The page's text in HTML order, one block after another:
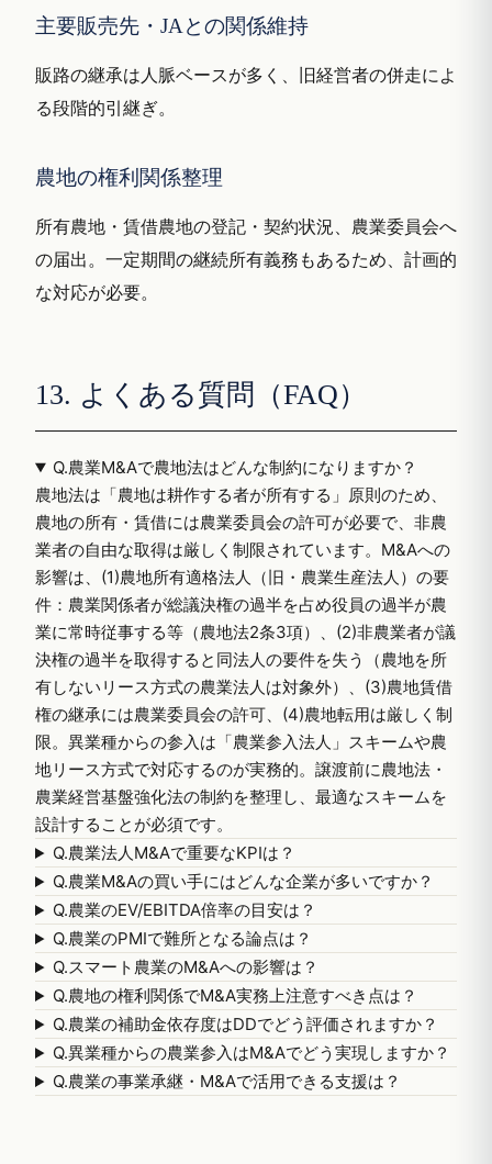
主要販売先・JAとの関係維持
販路の継承は人脈ベースが多く、旧経営者の併走によ
る段階的引継ぎ。
農地の権利関係整理
所有農地・賃借農地の登記・契約状況、農業委員会へ
の届出。一定期間の継続所有義務もあるため、計画的
な対応が必要。
13. よくある質問（FAQ）
Q.農業M&Aで農地法はどんな制約になりますか？
農地法は「農地は耕作する者が所有する」原則のため、
農地の所有・賃借には農業委員会の許可が必要で、非農
業者の自由な取得は厳しく制限されています。M&Aへの
影響は、(1)農地所有適格法人（旧・農業生産法人）の要
件：農業関係者が総議決権の過半を占め役員の過半が農
業に常時従事する等（農地法2条3項）、(2)非農業者が議
決権の過半を取得すると同法人の要件を失う（農地を所
有しないリース方式の農業法人は対象外）、(3)農地賃借
権の継承には農業委員会の許可、(4)農地転用は厳しく制
限。異業種からの参入は「農業参入法人」スキームや農
地リース方式で対応するのが実務的。譲渡前に農地法・
農業経営基盤強化法の制約を整理し、最適なスキームを
設計することが必須です。
Q.農業法人M&Aで重要なKPIは？
Q.農業M&Aの買い手にはどんな企業が多いですか？
Q.農業のEV/EBITDA倍率の目安は？
Q.農業のPMIで難所となる論点は？
Q.スマート農業のM&Aへの影響は？
Q.農地の権利関係でM&A実務上注意すべき点は？
Q.農業の補助金依存度はDDでどう評価されますか？
Q.異業種からの農業参入はM&Aでどう実現しますか？
Q.農業の事業承継・M&Aで活用できる支援は？